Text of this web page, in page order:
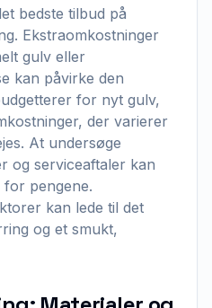
bedste tilbud på
Ekstraomkostninger
gulv eller
kan påvirke den
for nyt gulv,
der varierer
At undersøge
og serviceaftaler kan
pengene.
kan lede til det
og et smukt,